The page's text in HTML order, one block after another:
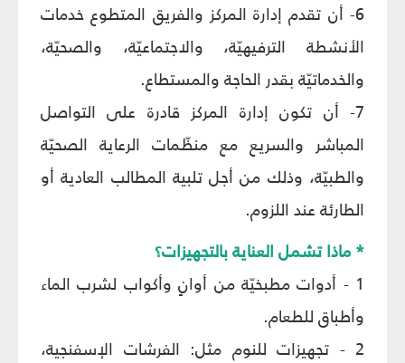
6- أن تقدم إدارة المركز والفريق المتطوع خدمات
الأنشطة الترفيهيّة، والاجتماعيّة، والصحيّة،
والخدماتيّة بقدر الحاجة والمستطاع.
7- أن تكون إدارة المركز قادرة على التواصل
المباشر والسريع مع منظّمات الرعاية الصحيّة
والطبيّة، وذلك من أجل تلبية المطالب العادية أو
الطارئة عند اللزوم.
* ماذا تشمل العناية بالتجهيزات؟
1 - أدوات مطبخيّة من أوانٍ وأكواب لشرب الماء
وأطباق للطعام.
2 - تجهيزات للنوم مثل: الفرشات الإسفنجية،